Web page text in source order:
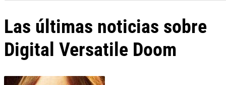
Las últimas noticias sobre
Digital Versatile Doom